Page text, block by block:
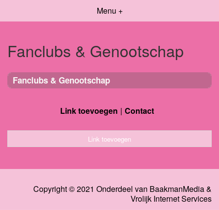
Menu +
Fanclubs & Genootschap
Fanclubs & Genootschap
Link toevoegen Contact
Link toevoegen
Copyright © 2021 Onderdeel van BaakmanMedia&
Vrolijk Internet Services